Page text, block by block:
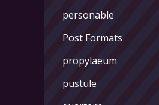
personable
Post Formats
propylaeum
pustule